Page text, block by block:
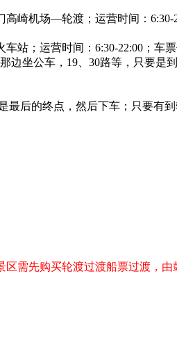
崎机场—轮渡；运营时间：6:30-
；运营时间：6:30-22:00；车票
坐公车，19、30路等，只要是
后的终点，然后下车；只要有到
需先购买轮渡过渡船票过渡，由